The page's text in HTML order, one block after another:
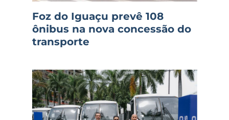
Foz do Iguaçu prevê 108
ônibus na nova concessão do
transporte